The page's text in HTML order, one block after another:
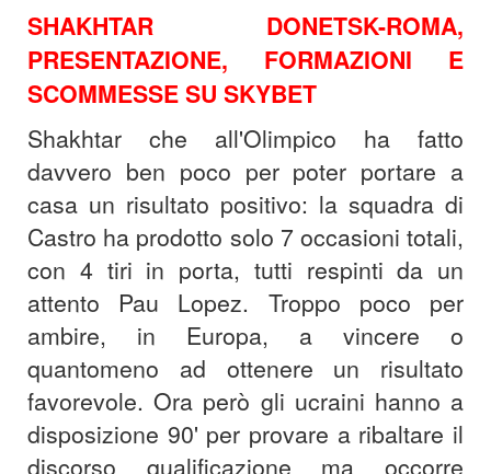
SHAKHTAR DONETSK-ROMA,
PRESENTAZIONE, FORMAZIONI E
SCOMMESSE SU SKYBET
Shakhtar che all'Olimpico ha fatto
davvero ben poco per poter portare a
casa un risultato positivo: la squadra di
Castro ha prodotto solo 7 occasioni totali,
con 4 tiri in porta, tutti respinti da un
attento Pau Lopez. Troppo poco per
ambire, in Europa, a vincere o
quantomeno ad ottenere un risultato
favorevole. Ora però gli ucraini hanno a
disposizione 90' per provare a ribaltare il
discorso qualificazione ma occorre